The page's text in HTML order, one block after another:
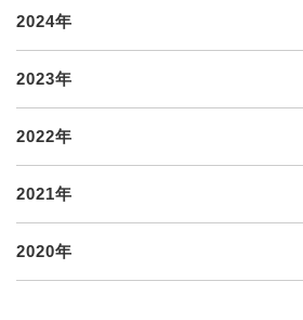
2024年
2023年
2022年
2021年
2020年